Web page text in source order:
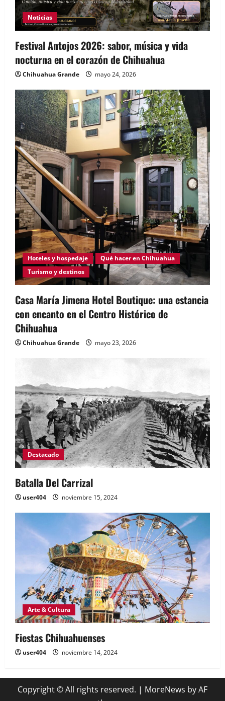
Noticias
Festival Antojos 2026: sabor, música y vida
nocturna en el corazón de Chihuahua
Chihuahua Grande mayo 24, 2026
Hoteles y hospedaje
Qué hacer en Chihuahua
Turismo y destinos
Casa María Jimena Hotel Boutique: una estancia
con encanto en el Centro Histórico de
Chihuahua
Chihuahua Grande mayo 23, 2026
Destacado
Batalla Del Carrizal
user404 noviembre 15, 2024
Arte & Cultura
Fiestas Chihuahuenses
user404 noviembre 14, 2024
Copyright © All rights reserved. | MoreNews by AF